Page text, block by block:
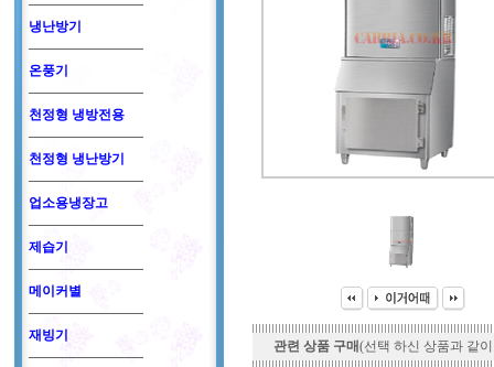
냉난방기
온풍기
천정형 냉방전용
천정형 냉난방기
업소용냉장고
제습기
메이커별
재빙기
관련 상품 구매(선택 하신 상품과 같